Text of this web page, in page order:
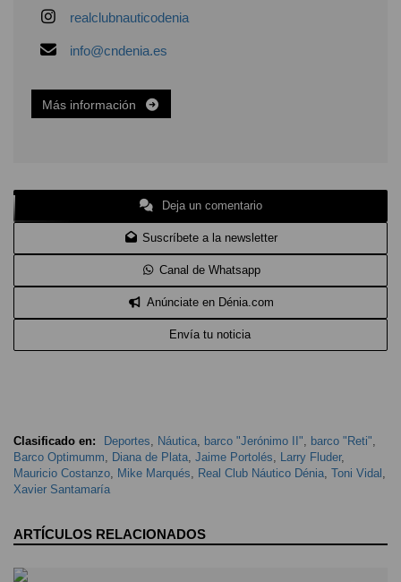
realclubnauticodenia
info@cndenia.es
Más información
Deja un comentario
Suscríbete a la newsletter
Canal de Whatsapp
Anúnciate en Dénia.com
Envía tu noticia
Clasificado en: Deportes Náutica barco "Jerónimo II" barco "Reti"
Barco Optimumm
Diana de Plata Jaime Portolés Larry Fluder,
Mauricio Costanzo Mike Marqués Real Club Náutico Dénia Toni Vidal
Xavier Santamaría
ARTÍCULOS RELACIONADOS